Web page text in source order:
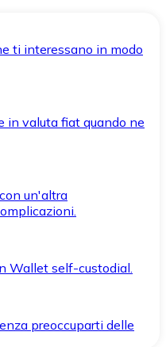
ti interessano in modo
in valuta fiat quando ne
un'altra
Wallet self-custodial.
preoccuparti delle